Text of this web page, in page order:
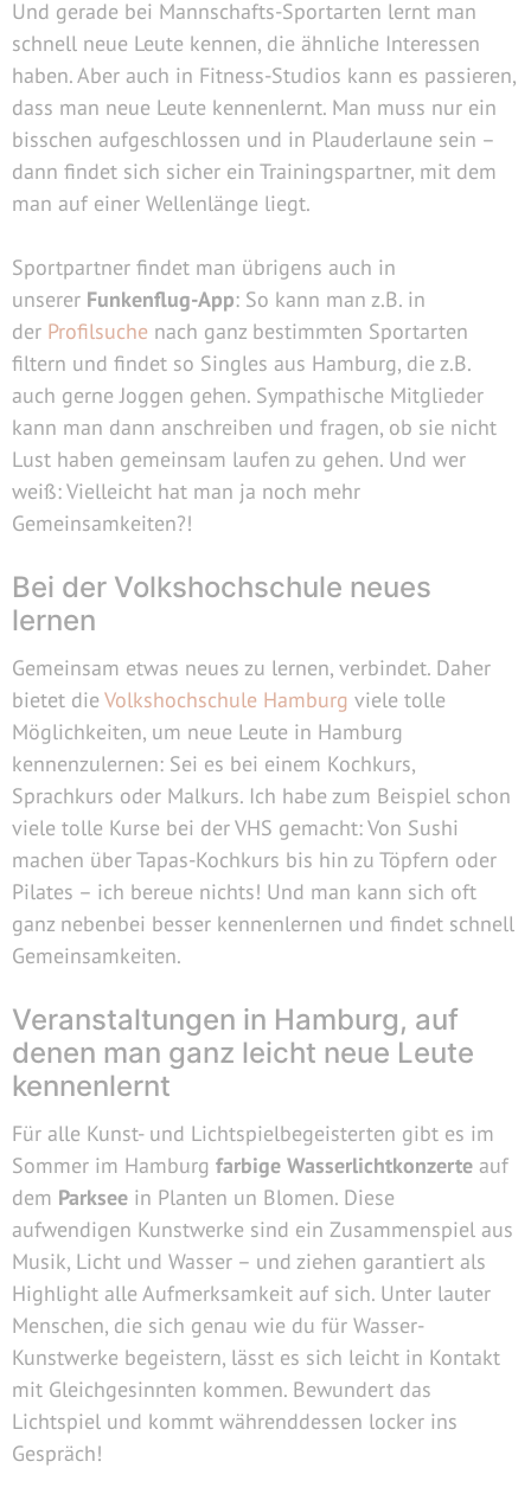
Und gerade bei Mannschafts-Sportarten lernt man
schnell neue Leute kennen, die ähnliche Interessen
haben. Aber auch in Fitness-Studios kann es passieren,
dass man neue Leute kennenlernt. Man muss nur ein
bisschen aufgeschlossen und in Plauderlaune sein –
dann findet sich sicher ein Trainingspartner, mit dem
man auf einer Wellenlänge liegt.
Sportpartner findet man übrigens auch in
unserer Funkenflug-App: So kann man z.B. in
der Profilsuche nach ganz bestimmten Sportarten
filtern und findet so Singles aus Hamburg, die z.B.
auch gerne Joggen gehen. Sympathische Mitglieder
kann man dann anschreiben und fragen, ob sie nicht
Lust haben gemeinsam laufen zu gehen. Und wer
weiß: Vielleicht hat man ja noch mehr
Gemeinsamkeiten?!
Bei der Volkshochschule neues
lernen
Gemeinsam etwas neues zu lernen, verbindet. Daher
bietet die Volkshochschule Hamburg viele tolle
Möglichkeiten, um neue Leute in Hamburg
kennenzulernen: Sei es bei einem Kochkurs,
Sprachkurs oder Malkurs. Ich habe zum Beispiel schon
viele tolle Kurse bei der VHS gemacht: Von Sushi
machen über Tapas-Kochkurs bis hin zu Töpfern oder
Pilates – ich bereue nichts! Und man kann sich oft
ganz nebenbei besser kennenlernen und findet schnell
Gemeinsamkeiten.
Veranstaltungen in Hamburg, auf
denen man ganz leicht neue Leute
kennenlernt
Für alle Kunst- und Lichtspielbegeisterten gibt es im
Sommer im Hamburg farbige Wasserlichtkonzerte auf
dem Parksee in Planten un Blomen. Diese
aufwendigen Kunstwerke sind ein Zusammenspiel aus
Musik, Licht und Wasser – und ziehen garantiert als
Highlight alle Aufmerksamkeit auf sich. Unter lauter
Menschen, die sich genau wie du für Wasser-
Kunstwerke begeistern, lässt es sich leicht in Kontakt
mit Gleichgesinnten kommen. Bewundert das
Lichtspiel und kommt währenddessen locker ins
Gespräch!